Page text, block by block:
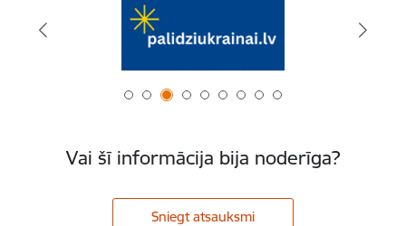
Vai šī informācija bija noderīga?
Sniegt atsauksmi